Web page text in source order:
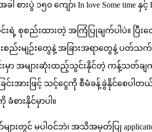
ပွဲ ၁၅၀ ကျော်၊ In love Some time နှင့်
ရဲ့ စုစည်းထားတဲ့ အကြံပြုချက်ပါပဲ။ ပြီး
ဂိမ်းစည်းမျဉ်းတွေနဲ့ အခြားအရာတွေ
များဆုံးထည့်သွင်းနိုင်တဲ့ ကန့်သတ်ချ
းအားဖြင့် သင့်ငွေကို စီမံခန့်ခွဲနိုင်စေပ
စားနိုင်မှာပါ။
ျားတွင် မပါဝင်ဘဲ၊ အသိအမှတ်ပြု